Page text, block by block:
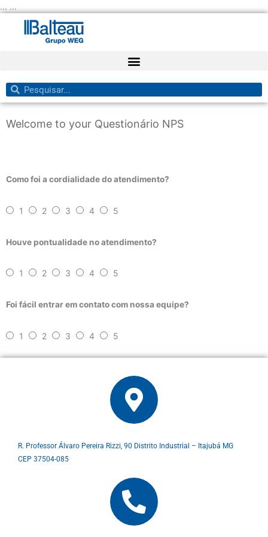
... ...
para
conteúdo
Pesquisar
Pesquisar
Welcome to your Questionário NPS
Como foi a cordialidade do atendimento?
1 2 3 4 5
Houve pontualidade no atendimento?
1 2 3 4 5
Foi fácil entrar em contato com nossa equipe?
1 2 3 4 5
R. Professor Álvaro Pereira Rizzi, 90 Distrito Industrial – Itajubá MG
CEP 37504-085